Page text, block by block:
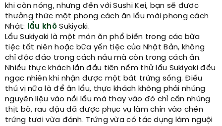
khi còn nóng, nhưng đến với Sushi Kei, bạn sẽ được
thưởng thức một phong cách ăn lẩu mới phong cách
Nhật:
lẩu khôSukiyaki.
Lẩu Sukiyaki là một món ăn phổ biến trong các bữa
tiệc tất niên hoặc bữa yến tiệc của Nhật Bản, không
chỉ độc đáo trong cách nấu mà còn trong cách ăn.
Nhiều thực khách lần đầu tiên nếm thử lẩu Sukiyaki đều
ngạc nhiên khi nhận được một bát trứng sống. Điều
thú vị nữa là để ăn lẩu, thực khách không phải nhúng
nguyên liệu vào nồi lẩu mà thay vào đó chỉ cần nhúng
thịt bò, rau đậu đã được phục vụ làm chín vào chén
trứng tươi vừa đánh. Trứng vừa có tác dụng làm nguội